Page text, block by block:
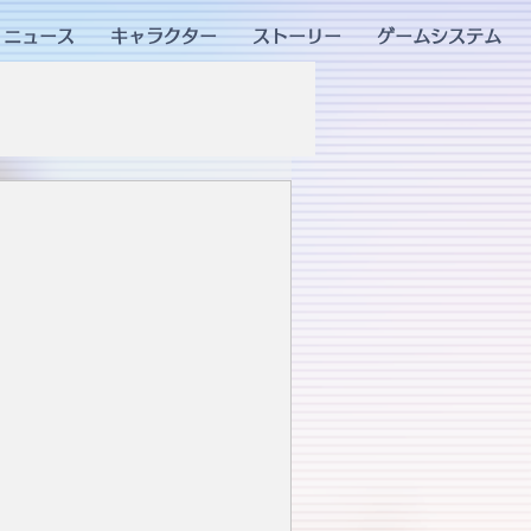
ニュース キャラクター ストーリー ゲームシステム